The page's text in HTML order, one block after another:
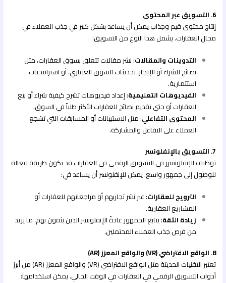
6. التسويق عبر المحتوى
إنتاج محتوى قيم وجذاب يمكن أن يساعد بشكل كبير في جذب العملاء في
مجال العقارات. يشمل هذا النوع من التسويق:
التدوينات والمقالات: نشر مقالات تتعلق بسوق العقارات، مثل
نصائح للشراء أو الإيجار، تحديثات السوق العقاري، أو استراتيجيات
استثمارية.
الفيديوهات التعليمية: إعداد فيديوهات تشرح كيفية شراء أو بيع
العقارات أو حتى تقديم نصائح للعقارات الأكثر طلباً في السوق.
المحتوى التفاعلي: مثل الاستبيانات أو المسابقات التي تشجع
العملاء على التفاعل والمشاركة.
7. التسويق بالإنفلونسر
توظيف الإنفلونسرز في التسويق الرقمي في العقارات قد يكون طريقة فعالة
للوصول إلى جمهور واسع. يمكن للإنفلونسر أن يساعد في:
الترويج للعقارات: عبر نشر تجاربهم أو مراجعاتهم للعقارات أو
المشاريع العقارية.
زيادة الثقة: يتابع الجمهور عادةً الإنفلونسر الذين يثقون بهم، ما يزيد
من فرص جذب العملاء المحتملين.
8. الواقع الافتراضي (VR) والواقع المعزز (AR)
تعتبر التقنيات الحديثة مثل الواقع الافتراضي (VR) والواقع المعزز (AR) من أبرز
أدوات التسويق الرقمي في العقارات في الوقت الحالي. يمكن استخدامها: